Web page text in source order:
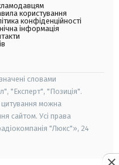
користування
конфіденційності
інформація
словами
"Експерт", "Позиція".
можна
сайтом. Усі права
"Люкс"», 24